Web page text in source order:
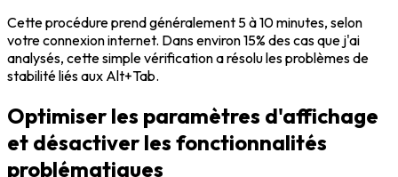
Cette procédure prend généralement 5 à 10 minutes, selon
votre connexion internet. Dans environ 15% des cas que j'ai
analysés, cette simple vérification a résolu les problèmes de
stabilité liés aux Alt+Tab.
Optimiser les paramètres d'affichage
et désactiver les fonctionnalités
problématiques